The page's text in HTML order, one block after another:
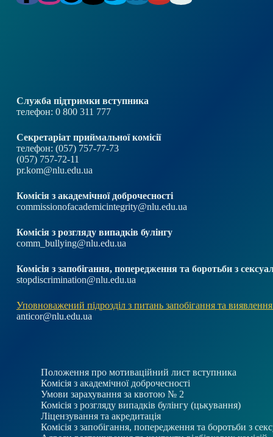
Служба підтримки вступника
телефон: 0 800 311 777
Секретаріат приймальної комісії
телефон: (057) 757-77-73
(057) 757-72-11
pr.kom@nlu.edu.ua
Комісія з академічної доброчесності
commissionofacademicintegrity@nlu.edu.ua
Комісія з розгляду випадків булінгу
comm_bullying@nlu.edu.ua
Комісія з запобігання, попередження та боротьби з
stopdiscrimination@nlu.edu.ua
Уповноважений підрозділ з питань запобігання та виявлення
anticor@nlu.edu.ua
Положення про мотиваційний лист вступника
Комісія з академічної доброчесності
Умови зарахування за квотою № 2
Комісія з розгляду випадків булінгу (цькування)
Ліцензування та акредитація
Комісія з запобігання, попередження та боротьби з